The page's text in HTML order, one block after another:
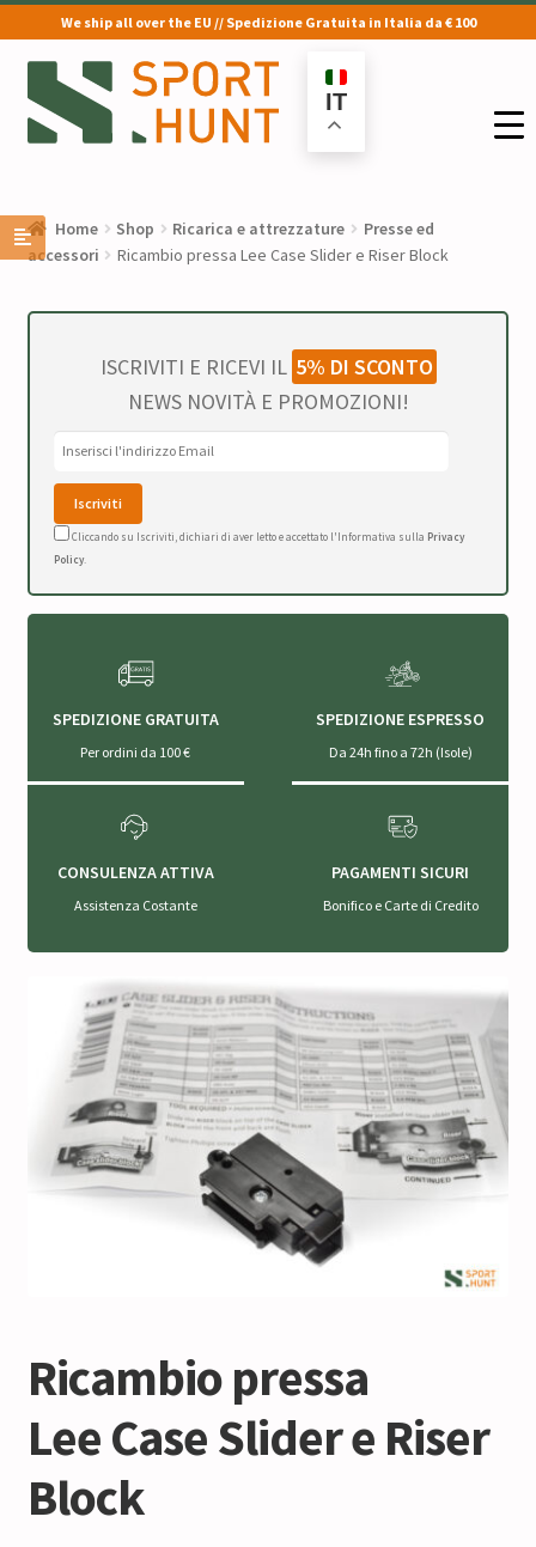
We ship all over the EU // Spedizione Gratuita in Italia da € 100
Vai
alla
navigazione
Vai
al
contenuto
IT
Home Shop Ricarica e attrezzature
Presse ed
accessori
Ricambio pressa Lee Case Slider e Riser Block
ISCRIVITI E RICEVI IL 5% DI SCONTO
NEWS NOVITÀ E PROMOZIONI!
Cliccando su Iscriviti, dichiari di aver letto e accettato l'Informativa sulla Privacy
Policy.
SPEDIZIONE GRATUITA
Per ordini da 100 €
SPEDIZIONE ESPRESSO
Da 24h fino a 72h (Isole)
CONSULENZA ATTIVA
Assistenza Costante
PAGAMENTI SICURI
Bonifico e Carte di Credito
Ricambio pressa
Lee Case Slider e Riser
Block